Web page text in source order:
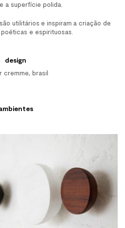
a superfície polida.
utilitários e inspiram a criação de
e espirituosas.
design
cremme, brasil